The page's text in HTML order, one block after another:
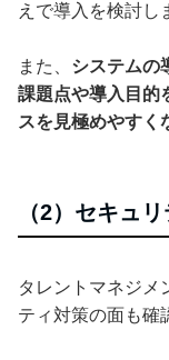
えで導入を検討し
また、 システムの
課題点や導入目的
スを見極めやすく
（2）セキュ
タレントマネジメ
ティ対策の面も確